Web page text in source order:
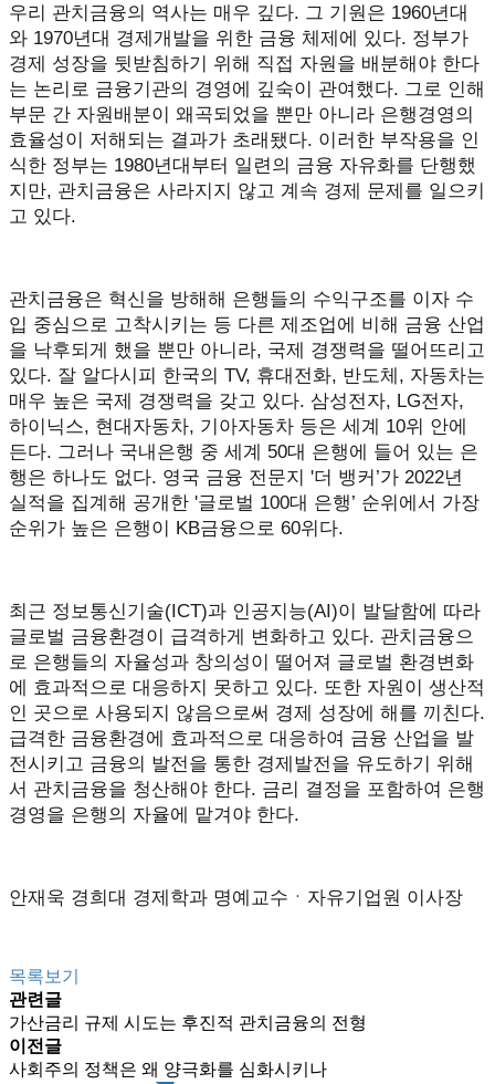
우리 관치금융의 역사는 매우 깊다. 그 기원은 1960년대
와 1970년대 경제개발을 위한 금융 체제에 있다. 정부가
경제 성장을 뒷받침하기 위해 직접 자원을 배분해야 한다
는 논리로 금융기관의 경영에 깊숙이 관여했다. 그로 인해
부문 간 자원배분이 왜곡되었을 뿐만 아니라 은행경영의
효율성이 저해되는 결과가 초래됐다. 이러한 부작용을 인
식한 정부는 1980년대부터 일련의 금융 자유화를 단행했
지만, 관치금융은 사라지지 않고 계속 경제 문제를 일으키
고 있다.
관치금융은 혁신을 방해해 은행들의 수익구조를 이자 수
입 중심으로 고착시키는 등 다른 제조업에 비해 금융 산업
을 낙후되게 했을 뿐만 아니라, 국제 경쟁력을 떨어뜨리고
있다. 잘 알다시피 한국의 TV, 휴대전화, 반도체, 자동차는
매우 높은 국제 경쟁력을 갖고 있다. 삼성전자, LG전자,
하이닉스, 현대자동차, 기아자동차 등은 세계 10위 안에
든다. 그러나 국내은행 중 세계 50대 은행에 들어 있는 은
행은 하나도 없다. 영국 금융 전문지 '더 뱅커’가 2022년
실적을 집계해 공개한 '글로벌 100대 은행’ 순위에서 가장
순위가 높은 은행이 KB금융으로 60위다.
최근 정보통신기술(ICT)과 인공지능(AI)이 발달함에 따라
글로벌 금융환경이 급격하게 변화하고 있다. 관치금융으
로 은행들의 자율성과 창의성이 떨어져 글로벌 환경변화
에 효과적으로 대응하지 못하고 있다. 또한 자원이 생산적
인 곳으로 사용되지 않음으로써 경제 성장에 해를 끼친다.
급격한 금융환경에 효과적으로 대응하여 금융 산업을 발
전시키고 금융의 발전을 통한 경제발전을 유도하기 위해
서 관치금융을 청산해야 한다. 금리 결정을 포함하여 은행
경영을 은행의 자율에 맡겨야 한다.
안재욱 경희대 경제학과 명예교수ㆍ자유기업원 이사장
목록보기
관련글
가산금리 규제 시도는 후진적 관치금융의 전형
이전글
사회주의 정책은 왜 양극화를 심화시키나